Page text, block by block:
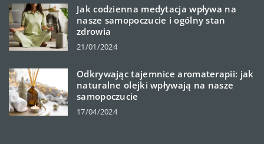
Jak codzienna medytacja wpływa na
nasze samopoczucie i ogólny stan
zdrowia
21/01/2024
Odkrywając tajemnice aromaterapii: jak
naturalne olejki wpływają na nasze
samopoczucie
17/04/2024